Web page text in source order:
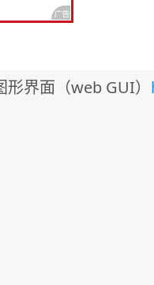
界面（web GUI）